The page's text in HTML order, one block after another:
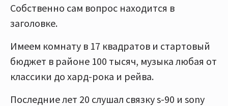
Собственно сам вопрос находится в
заголовке.
Имеем комнату в 17 квадратов и стартовый
бюджет в районе 100 тысяч, музыка любая от
классики до хард-рока и рейва.
Последние лет 20 слушал связку s-90 и sony